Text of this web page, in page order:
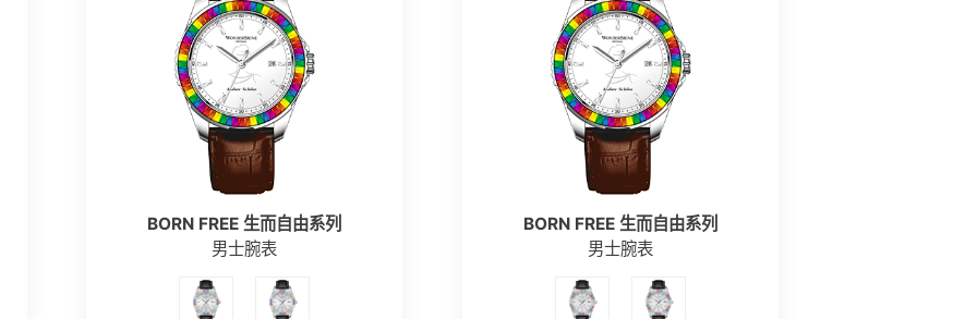
BORN FREE 生而自由系列
男士腕表
BORN FREE 生而自由系列
男士腕表